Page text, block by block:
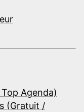
Agenda)
(Gratuit /